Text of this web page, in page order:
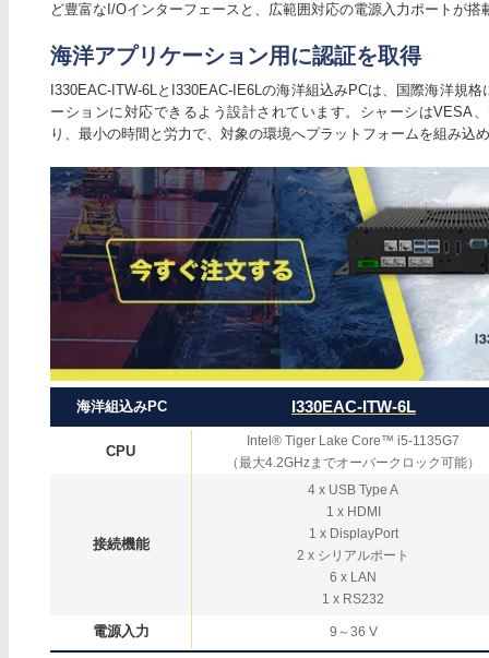
ど豊富なI/Oインターフェースと、広範囲対応の電源入力ポートが搭
海洋アプリケーション用に認証を取得
I330EAC-ITW-6LとI330EAC-IE6Lの海洋組込みPCは、国際海洋規
ーションに対応できるよう設計されています。シャーシはVESA
り、最小の時間と労力で、対象の環境へプラットフォームを組み込
海洋組込みPC I330EAC-ITW-6L
CPU
Intel® Tiger Lake Core™ i5-1135G7
（最大4.2GHzまでオーバークロック可能）
接続機能
4 x USB Type A
1 x HDMI
1 x DisplayPort
2 x シリアルポート
6 x LAN
1 x RS232
電源入力 9～36 V